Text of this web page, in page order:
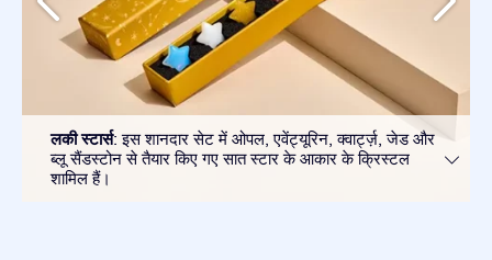
लकी स्टार्स: इस शानदार सेट में ओपल, एवेंट्यूरिन, क्वार्ट्ज़, जेड और
ब्लू सैंडस्टोन से तैयार किए गए सात स्टार के आकार के क्रिस्टल
शामिल हैं।